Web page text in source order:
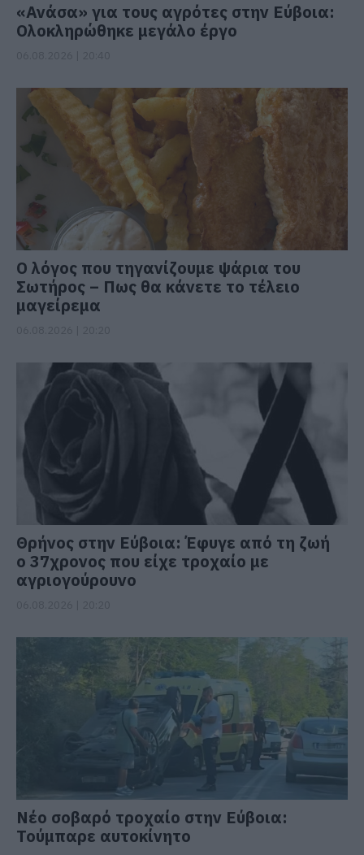
«Ανάσα» για τους αγρότες στην Εύβοια:
Ολοκληρώθηκε μεγάλο έργο
Ο λόγος που τηγανίζουμε ψάρια του
Σωτήρος – Πως θα κάνετε το τέλειο
μαγείρεμα
Θρήνος στην Εύβοια: Έφυγε από τη ζωή
ο 37χρονος που είχε τροχαίο με
αγριογούρουνο
Νέο σοβαρό τροχαίο στην Εύβοια:
Τούμπαρε αυτοκίνητο